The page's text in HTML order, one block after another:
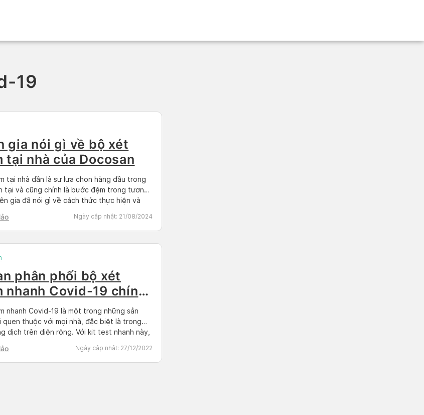
19
gia nói gì về bộ xét
tại nhà của Docosan
tại nhà dần là sự lựa chọn hàng đầu trong
tại và cũng chính là bước đệm trong tương
gia đã nói gì về cách thức thực hiện và
trong bài […]
Ngày cập nhật: 21/08/2024
phân phối bộ xét
nhanh Covid-19 chính
nhanh Covid-19 là một trong những sản
quen thuộc với mọi nhà, đặc biệt là trong
dịch trên diện rộng. Với kit test nhanh này,
hay không, từ đó có […]
Ngày cập nhật: 27/12/2022